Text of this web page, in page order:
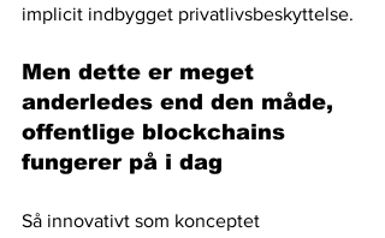
implicit indbygget privatlivsbeskyttelse.
Men dette er meget
anderledes end den måde,
offentlige blockchains
fungerer på i dag
Så innovativt som konceptet